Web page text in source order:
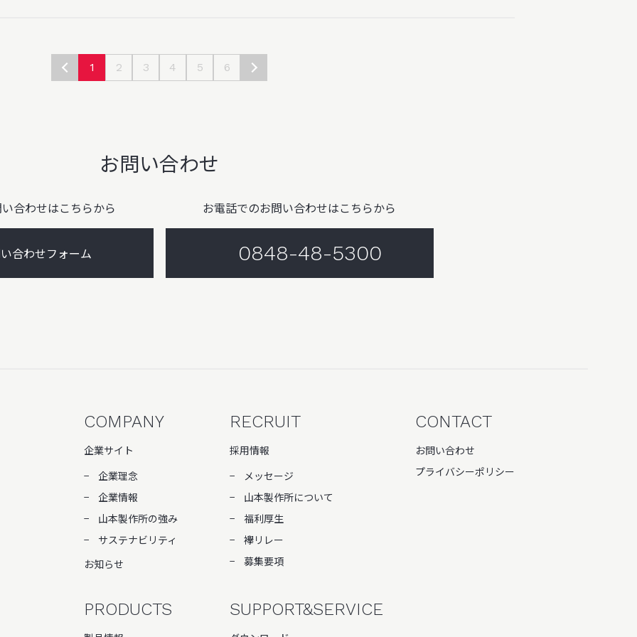
1 2 3 4 5 6
お問い合わせ
合わせはこちらから
合わせフォーム
お電話でのお問い合わせはこちらから
0848-48-5300
COMPANY
企業サイト
企業理念
企業情報
山本製作所の強み
サステナビリティ
お知らせ
RECRUIT
採用情報
メッセージ
山本製作所について
福利厚生
襷リレー
募集要項
CONTACT
お問い合わせ
プライバシーポリシー
PRODUCTS SUPPORT&SERVICE